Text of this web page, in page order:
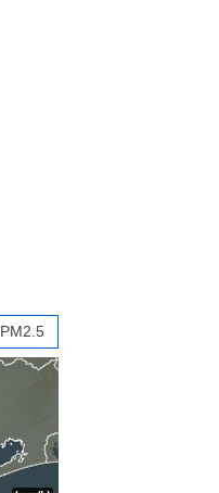
PM2.5